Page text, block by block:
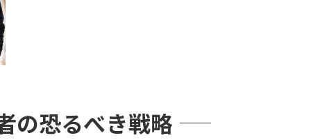
の恐るべき戦略